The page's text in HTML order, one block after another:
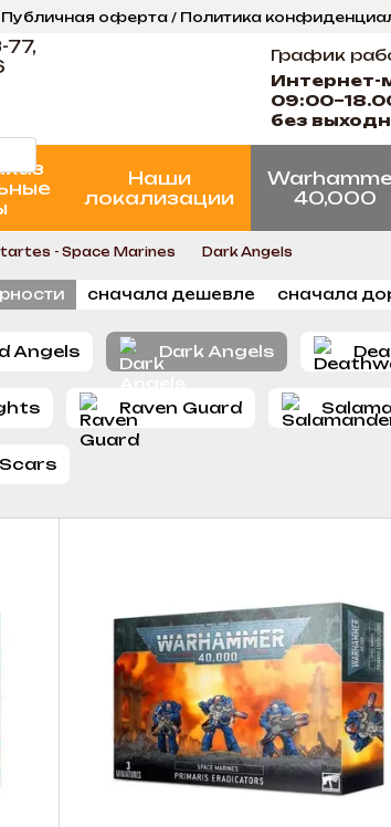
Публичная оферта / Политика
Майстерня
График
без
Наши
локализации
40,000
- Space Marines Dark Angels
сначала дешевле сначала
Angels Dark Angels
Raven Guard